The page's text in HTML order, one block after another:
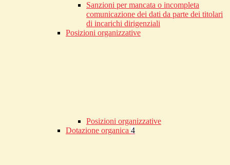
Sanzioni per mancata o incompleta
comunicazione dei dati da parte dei titolari
di incarichi dirigenziali
Posizioni organizzative
Posizioni organizzative
Dotazione organica 4